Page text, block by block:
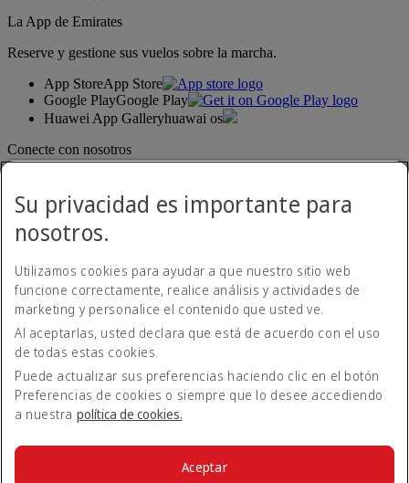
La App de Emirates
Reserve y gestione sus vuelos sobre la marcha.
App StoreApp Store
Google PlayGoogle Play
Huawei App Galleryhuawai os
Conecte con nosotros
Declaración de accesibilidad
Contacte con nosotros
Política de privacidad
Condiciones generales
Política de cookies
Ciberseguridad
Su privacidad es importante para
nosotros.
Utilizamos cookies para ayudar a que nuestro sitio web
funcione correctamente, realice análisis y actividades de
marketing y personalice el contenido que usted ve.
Al aceptarlas, usted declara que está de acuerdo con el uso
de todas estas cookies.
Puede actualizar sus preferencias haciendo clic en el botón
Preferencias de cookies o siempre que lo desee accediendo
a nuestra política de cookies.
Aceptar